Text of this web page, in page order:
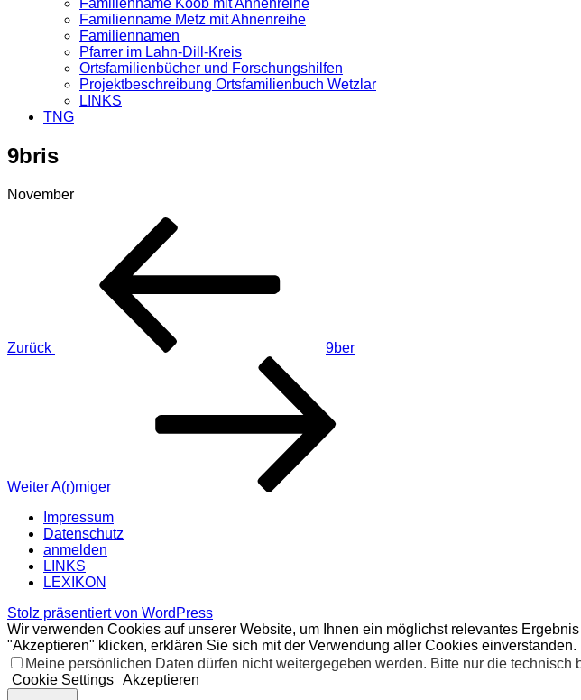
Familienname Koob mit Ahnenreihe
Familienname Metz mit Ahnenreihe
Familiennamen
Pfarrer im Lahn-Dill-Kreis
Ortsfamilienbücher und Forschungshilfen
Projektbeschreibung Ortsfamilienbuch Wetzlar
LINKS
TNG
9bris
November
Beitragsnavigation
Zurück
9ber
WeiterA(r)miger
Impressum
Datenschutz
anmelden
LINKS
LEXIKON
Stolz präsentiert von WordPress
Wir verwenden Cookies auf unserer Website, um Ihnen ein möglichst relevantes
"Akzeptieren" klicken, erklären Sie sich mit der Verwendung aller Cookies einverstanden.
Meine persönlichen Daten dürfen nicht weitergegeben werden. Bitte nur die technisch
Cookie Settings Akzeptieren